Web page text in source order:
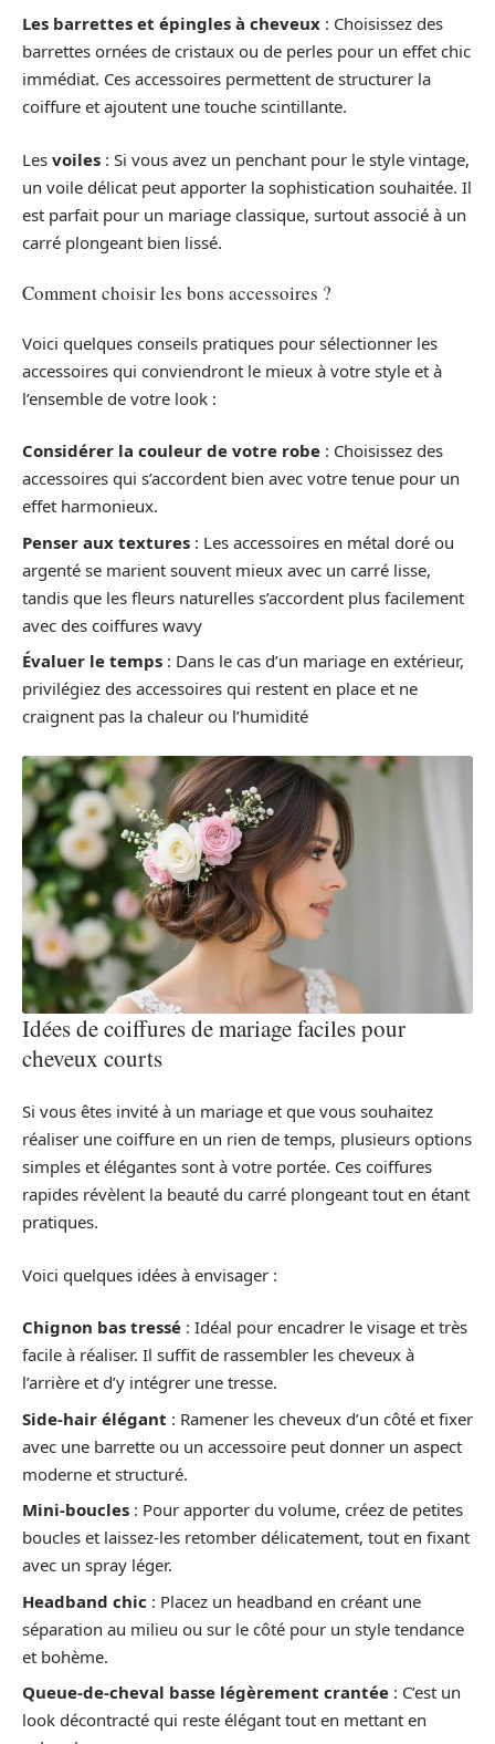
Les barrettes et épingles à cheveux : Choisissez des
barrettes ornées de cristaux ou de perles pour un effet chic
immédiat. Ces accessoires permettent de structurer la
coiffure et ajoutent une touche scintillante.
Les voiles : Si vous avez un penchant pour le style vintage,
un voile délicat peut apporter la sophistication souhaitée. Il
est parfait pour un mariage classique, surtout associé à un
carré plongeant bien lissé.
Comment choisir les bons accessoires ?
Voici quelques conseils pratiques pour sélectionner les
accessoires qui conviendront le mieux à votre style et à
l’ensemble de votre look :
Considérer la couleur de votre robe : Choisissez des
accessoires qui s’accordent bien avec votre tenue pour un
effet harmonieux.
Penser aux textures : Les accessoires en métal doré ou
argenté se marient souvent mieux avec un carré lisse,
tandis que les fleurs naturelles s’accordent plus facilement
avec des coiffures wavy
Évaluer le temps : Dans le cas d’un mariage en extérieur,
privilégiez des accessoires qui restent en place et ne
craignent pas la chaleur ou l’humidité
Idées de coiffures de mariage faciles pour
cheveux courts
Si vous êtes invité à un mariage et que vous souhaitez
réaliser une coiffure en un rien de temps, plusieurs options
simples et élégantes sont à votre portée. Ces coiffures
rapides révèlent la beauté du carré plongeant tout en étant
pratiques.
Voici quelques idées à envisager :
Chignon bas tressé : Idéal pour encadrer le visage et très
facile à réaliser. Il suffit de rassembler les cheveux à
l’arrière et d’y intégrer une tresse.
Side-hair élégant : Ramener les cheveux d’un côté et fixer
avec une barrette ou un accessoire peut donner un aspect
moderne et structuré.
Mini-boucles : Pour apporter du volume, créez de petites
boucles et laissez-les retomber délicatement, tout en fixant
avec un spray léger.
Headband chic : Placez un headband en créant une
séparation au milieu ou sur le côté pour un style tendance
et bohème.
Queue-de-cheval basse légèrement crantée : C’est un
look décontracté qui reste élégant tout en mettant en